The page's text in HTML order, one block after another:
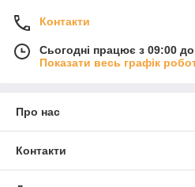
Контакти
Сьогодні працює з 09:00
Показати весь графік
Про нас
Контакти